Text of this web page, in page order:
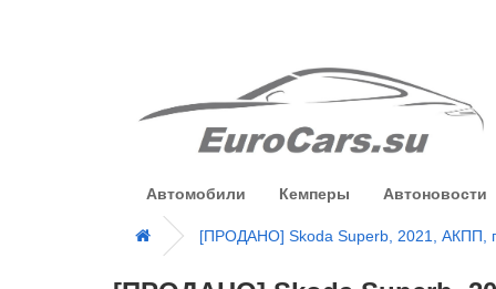
Автомобили Кемперы Автоновости
[ПРОДАНО] Skoda Superb, 2021, АКПП,